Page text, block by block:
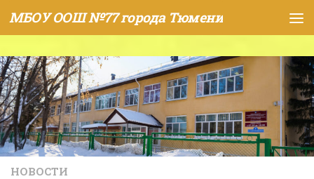
Skip to content
МБОУ ООШ №77 города Тюмени
НОВОСТИ